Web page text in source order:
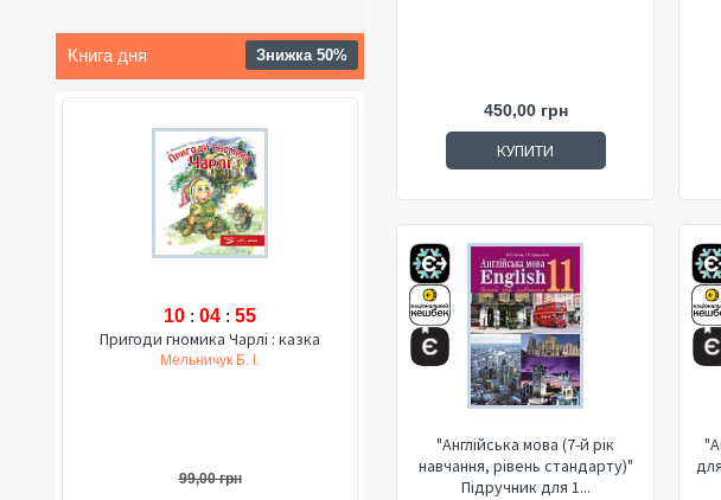
Книга дня Знижка 50%
10 : 04 : 54
Пригоди гномика Чарлі : казка
Мельничук Б. І.
99,00 грн
450,00 грн
КУПИТИ
"Англійська мова (7-й рік
навчання, рівень стандарту)"
Підручник для 1...